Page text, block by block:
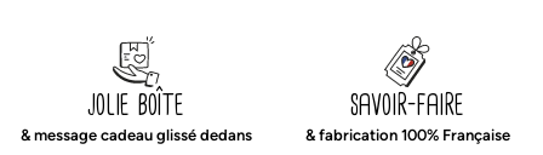
jolie boîte
& message cadeau glissé dedans
savoir-faire
& fabrication 100% Française